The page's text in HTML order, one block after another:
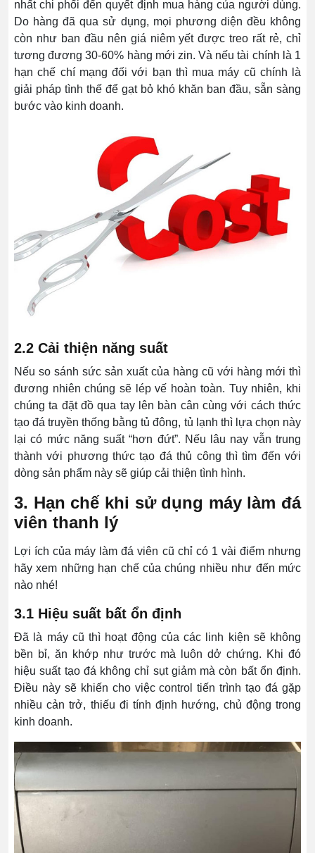
nhất chi phối đến quyết định mua hàng của người dùng.
Do hàng đã qua sử dụng, mọi phương diện đều không
còn như ban đầu nên giá niêm yết được treo rất rẻ, chỉ
tương đương 30-60% hàng mới zin. Và nếu tài chính là 1
hạn chế chí mạng đối với bạn thì mua máy cũ chính là
giải pháp tình thế để gạt bỏ khó khăn ban đầu, sẵn sàng
bước vào kinh doanh.
2.2 Cải thiện năng suất
Nếu so sánh sức sản xuất của hàng cũ với hàng mới thì
đương nhiên chúng sẽ lép vế hoàn toàn. Tuy nhiên, khi
chúng ta đặt đồ qua tay lên bàn cân cùng với cách thức
tạo đá truyền thống bằng tủ đông, tủ lạnh thì lựa chọn này
lại có mức năng suất “hơn đứt”. Nếu lâu nay vẫn trung
thành với phương thức tạo đá thủ công thì tìm đến với
dòng sản phẩm này sẽ giúp cải thiện tình hình.
3. Hạn chế khi sử dụng máy làm đá
viên thanh lý
Lợi ích của máy làm đá viên cũ chỉ có 1 vài điểm nhưng
hãy xem những hạn chế của chúng nhiều như đến mức
nào nhé!
3.1 Hiệu suất bất ổn định
Đã là máy cũ thì hoạt động của các linh kiện sẽ không
bền bỉ, ăn khớp như trước mà luôn dở chứng. Khi đó
hiệu suất tạo đá không chỉ sụt giảm mà còn bất ổn định.
Điều này sẽ khiến cho việc control tiến trình tạo đá gặp
nhiều cản trở, thiếu đi tính định hướng, chủ động trong
kinh doanh.